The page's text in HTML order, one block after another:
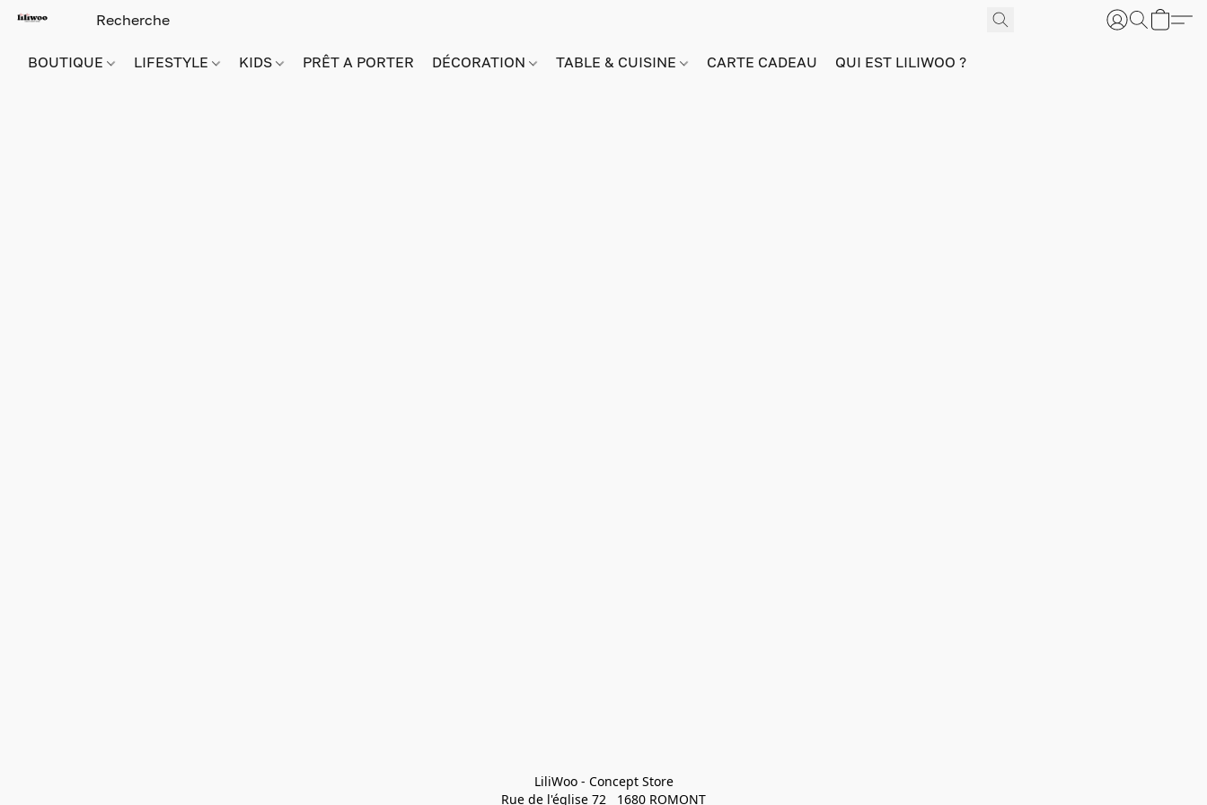
BOUTIQUE LIFESTYLE KIDS PRÊT A PORTER DÉCORATION TABLE & CUISINE CARTE CADEAU QUI EST LILIWOO ?
LiliWoo - Concept Store
Rue de l'église 72   1680 ROMONT